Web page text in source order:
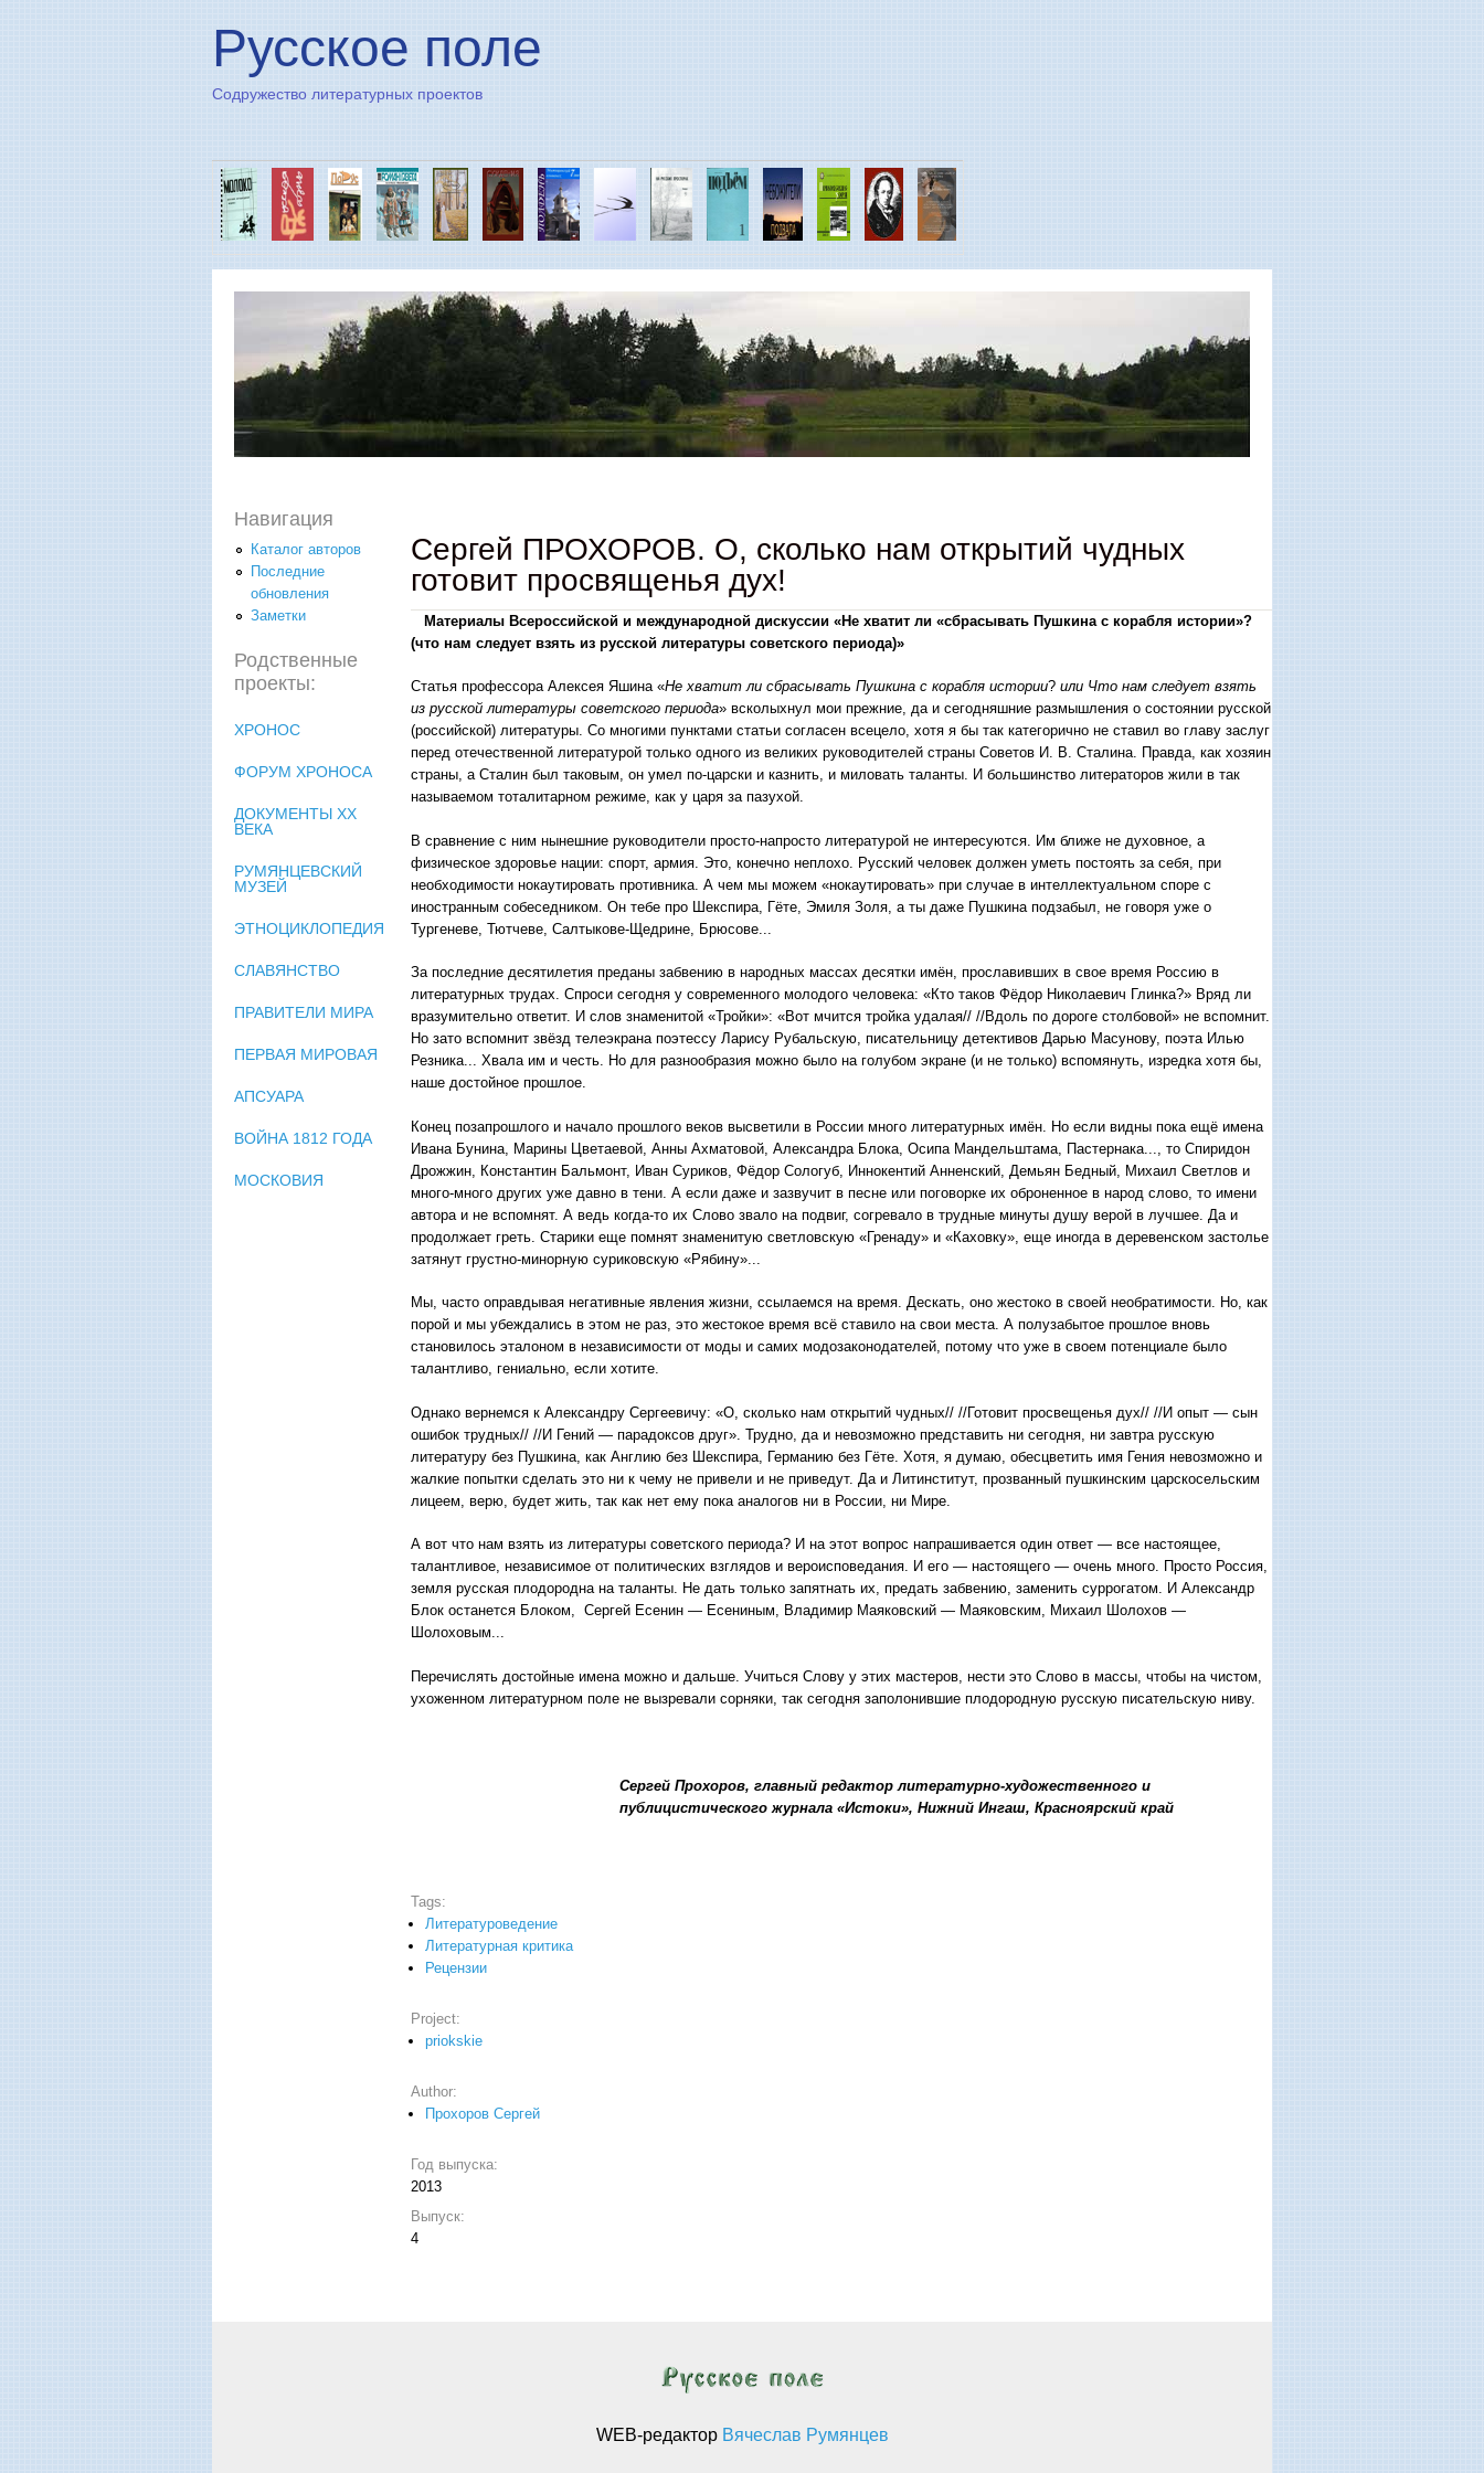
Русское поле
Содружество литературных проектов
Сергей ПРОХОРОВ. О, сколько нам открытий чудных
готовит просвященья дух!
Материалы Всероссийской и международной дискуссии «Не хватит ли «сбрасывать Пушкина с корабля истории»?
(что нам следует взять из русской литературы советского периода)»
Статья профессора Алексея Яшина «Не хватит ли сбрасывать Пушкина с корабля истории? или Что нам следует взять
из русской литературы советского периода» всколыхнул мои прежние, да и сегодняшние размышления о состоянии русской
(российской) литературы. Со многими пунктами статьи согласен всецело, хотя я бы так категорично не ставил во главу заслуг
перед отечественной литературой только одного из великих руководителей страны Советов И. В. Сталина. Правда, как хозяин
страны, а Сталин был таковым, он умел по-царски и казнить, и миловать таланты. И большинство литераторов жили в так
называемом тоталитарном режиме, как у царя за пазухой.
В сравнение с ним нынешние руководители просто-напросто литературой не интересуются. Им ближе не духовное, а
физическое здоровье нации: спорт, армия. Это, конечно неплохо. Русский человек должен уметь постоять за себя, при
необходимости нокаутировать противника. А чем мы можем «нокаутировать» при случае в интеллектуальном споре с
иностранным собеседником. Он тебе про Шекспира, Гёте, Эмиля Золя, а ты даже Пушкина подзабыл, не говоря уже о
Тургеневе, Тютчеве, Салтыкове-Щедрине, Брюсове...
За последние десятилетия преданы забвению в народных массах десятки имён, прославивших в свое время Россию в
литературных трудах. Спроси сегодня у современного молодого человека: «Кто таков Фёдор Николаевич Глинка?» Вряд ли
вразумительно ответит. И слов знаменитой «Тройки»: «Вот мчится тройка удалая// //Вдоль по дороге столбовой» не вспомнит.
Но зато вспомнит звёзд телеэкрана поэтессу Ларису Рубальскую, писательницу детективов Дарью Масунову, поэта Илью
Резника... Хвала им и честь. Но для разнообразия можно было на голубом экране (и не только) вспомянуть, изредка хотя бы,
наше достойное прошлое.
Конец позапрошлого и начало прошлого веков высветили в России много литературных имён. Но если видны пока ещё имена
Ивана Бунина, Марины Цветаевой, Анны Ахматовой, Александра Блока, Осипа Мандельштама, Пастернака..., то Спиридон
Дрожжин, Константин Бальмонт, Иван Суриков, Фёдор Сологуб, Иннокентий Анненский, Демьян Бедный, Михаил Светлов и
много-много других уже давно в тени. А если даже и зазвучит в песне или поговорке их оброненное в народ слово, то имени
автора и не вспомнят. А ведь когда-то их Слово звало на подвиг, согревало в трудные минуты душу верой в лучшее. Да и
продолжает греть. Старики еще помнят знаменитую светловскую «Гренаду» и «Каховку», еще иногда в деревенском застолье
затянут грустно-минорную суриковскую «Рябину»...
Мы, часто оправдывая негативные явления жизни, ссылаемся на время. Дескать, оно жестоко в своей необратимости. Но, как
порой и мы убеждались в этом не раз, это жестокое время всё ставило на свои места. А полузабытое прошлое вновь
становилось эталоном в независимости от моды и самих модозаконодателей, потому что уже в своем потенциале было
талантливо, гениально, если хотите.
Однако вернемся к Александру Сергеевичу: «О, сколько нам открытий чудных// //Готовит просвещенья дух// //И опыт — сын
ошибок трудных// //И Гений — парадоксов друг». Трудно, да и невозможно представить ни сегодня, ни завтра русскую
литературу без Пушкина, как Англию без Шекспира, Германию без Гёте. Хотя, я думаю, обесцветить имя Гения невозможно и
жалкие попытки сделать это ни к чему не привели и не приведут. Да и Литинститут, прозванный пушкинским царскосельским
лицеем, верю, будет жить, так как нет ему пока аналогов ни в России, ни Мире.
А вот что нам взять из литературы советского периода? И на этот вопрос напрашивается один ответ — все настоящее,
талантливое, независимое от политических взглядов и вероисповедания. И его — настоящего — очень много. Просто Россия,
земля русская плодородна на таланты. Не дать только запятнать их, предать забвению, заменить суррогатом. И Александр
Блок останется Блоком, Сергей Есенин — Есениным, Владимир Маяковский — Маяковским, Михаил Шолохов —
Шолоховым...
Перечислять достойные имена можно и дальше. Учиться Слову у этих мастеров, нести это Слово в массы, чтобы на чистом,
ухоженном литературном поле не вызревали сорняки, так сегодня заполонившие плодородную русскую писательскую ниву.
Сергей Прохоров, главный редактор литературно-ху­дожественного и
публицистического журнала «Истоки», Нижний Ингаш, Красноярский край
Tags:
Литературоведение
Литературная критика
Рецензии
Project:
priokskie
Author:
Прохоров Сергей
Год выпуска:
2013
Выпуск:
4
Навигация
Каталог авторов
Последние
обновления
Заметки
Родственные
проекты:
ХРОНОС
ФОРУМ ХРОНОСА
ДОКУМЕНТЫ XX
ВЕКА
РУМЯНЦЕВСКИЙ
МУЗЕЙ
ЭТНОЦИКЛОПЕДИЯ
СЛАВЯНСТВО
ПРАВИТЕЛИ МИРА
ПЕРВАЯ МИРОВАЯ
АПСУАРА
ВОЙНА 1812 ГОДА
МОСКОВИЯ
WEB-редактор Вячеслав Румянцев